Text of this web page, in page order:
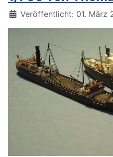
Details
Veröffentlicht: 01. März